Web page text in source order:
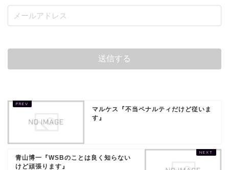
マルケス『不当ペナルティだけど従いま
す』
青山博一『WSBのことは良く知らない
けど頑張ります』